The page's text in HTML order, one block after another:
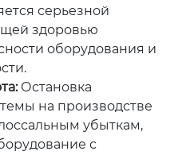
серьезной
здоровью
оборудования и
Остановка
на производстве
убыткам,
с